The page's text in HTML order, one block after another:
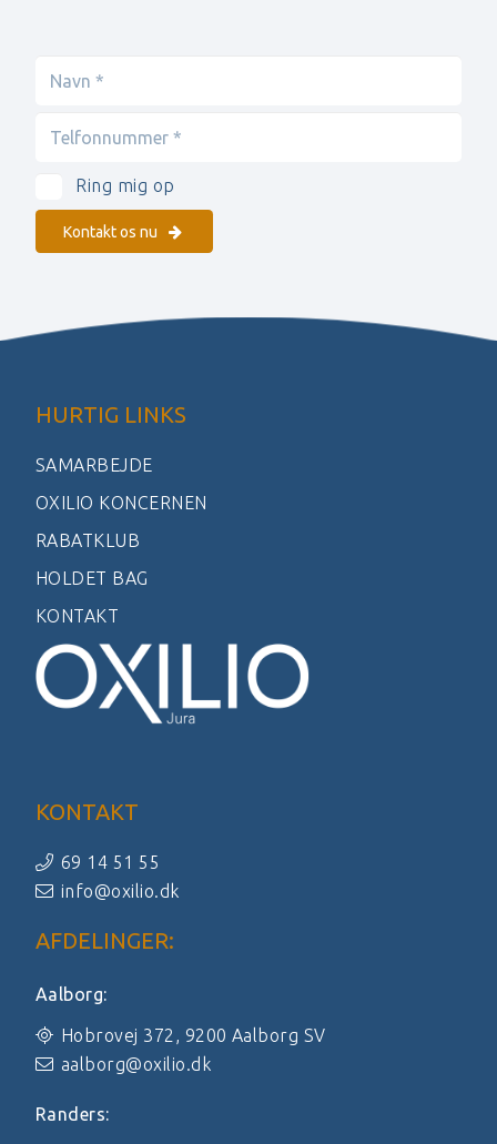
Ring mig op
Kontakt os nu
HURTIG LINKS
SAMARBEJDE
OXILIO KONCERNEN
RABATKLUB
HOLDET BAG
KONTAKT
KONTAKT
69 14 51 55
info@oxilio.dk
AFDELINGER:
Aalborg:
Hobrovej 372, 9200 Aalborg SV
aalborg@oxilio.dk
Randers: